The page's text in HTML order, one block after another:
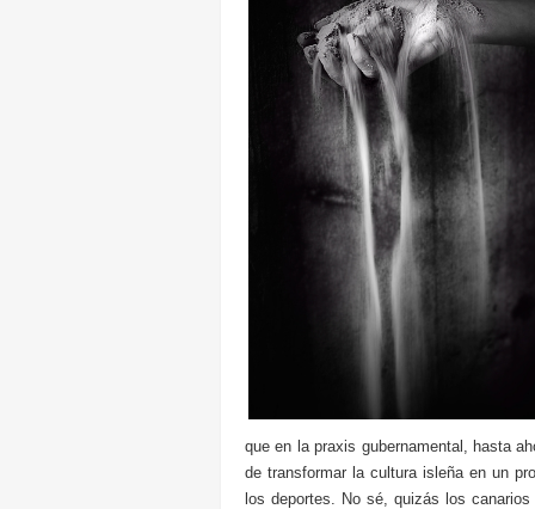
que en la praxis gubernamental, hasta
de transformar la cultura isleña en un
los deportes. No sé, quizás los